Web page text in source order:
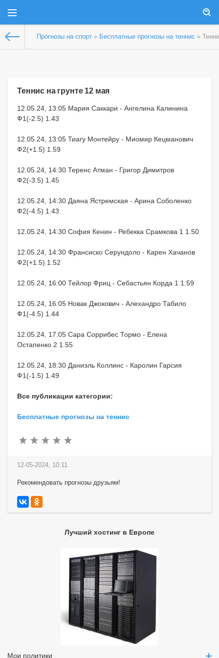
Прогнозы на спорт » Бесплатные прогнозы на теннис »
Теннис на грунте 12 мая
12.05.24, 13:05 Мария Саккари - Ангелина Калинина
Ф1(-2.5) 1.43
12.05.24, 13:05 Тиагу Монтейру - Миомир Кецманович
Ф2(+1.5) 1.59
12.05.24, 14:30 Теренс Атман - Григор Димитров
Ф2(-3.5) 1.45
12.05.24, 14:30 Даяна Ястремская - Арина Соболенко
Ф2(-4.5) 1.43
12.05.24, 14:30 София Кенин - Ребекка Срамкова 1 1.50
12.05.24, 14:30 Франсиско Серундоло - Карен Хачанов
Ф2(+1.5) 1.52
12.05.24, 16:00 Тейлор Фриц - Себастьян Корда 1 1.59
12.05.24, 16:05 Новак Джокович - Алехандро Табило
Ф1(-4.5) 1.44
12.05.24, 17:05 Сара Соррибес Тормо - Елена
Остапенко 2 1.55
12.05.24, 18:30 Даниэль Коллинс - Каролин Гарсия
Ф1(-1.5) 1.49
Все публикации категории:
Бесплатные прогнозы на теннис
12-05-2024, 10:11
Рекомендовать прогнозы друзьям!
Лучший хостинг в Европе
Мои политики